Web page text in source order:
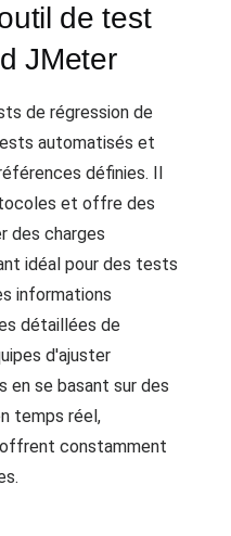
de test
JMeter
de régression de
automatisés et
définies. Il
et offre des
des charges
idéal pour des tests
informations
détaillées de
d'ajuster
en se basant sur des
temps réel,
constamment